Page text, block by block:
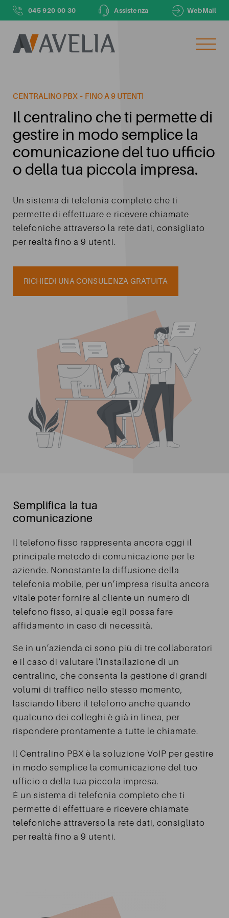
045 920 00 30 Assistenza WebMail
CENTRALINO PBX – FINO A 9 UTENTI
Il centralino che ti permette di
gestire in modo semplice la
comunicazione del tuo ufficio
o della tua piccola impresa.
Un sistema di telefonia completo che ti
permette di effettuare e ricevere chiamate
telefoniche attraverso la rete dati, consigliato
per realtà fino a 9 utenti.
RICHIEDI UNA CONSULENZA GRATUITA
Semplifica la tua
comunicazione
Il telefono fisso rappresenta ancora oggi il
principale metodo di comunicazione per le
aziende. Nonostante la diffusione della
telefonia mobile, per un’impresa risulta ancora
vitale poter fornire al cliente un numero di
telefono fisso, al quale egli possa fare
affidamento in caso di necessità.
Se in un’azienda ci sono più di tre collaboratori
è il caso di valutare l’installazione di un
centralino, che consenta la gestione di grandi
volumi di traffico nello stesso momento,
lasciando libero il telefono anche quando
qualcuno dei colleghi è già in linea, per
rispondere prontamente a tutte le chiamate.
Il Centralino PBX è la soluzione VoIP per gestire
in modo semplice la comunicazione del tuo
ufficio o della tua piccola impresa.
È un sistema di telefonia completo che ti
permette di effettuare e ricevere chiamate
telefoniche attraverso la rete dati, consigliato
per realtà fino a 9 utenti.
LASCIACI IL TUO NUMERO DI TELEFONO
Il tuo numero di telefono
Il tuo nome
Inviando dichiaro di aver letto e compreso le finalità e
le modalità deltrattamento dei dati personali ivi descritte